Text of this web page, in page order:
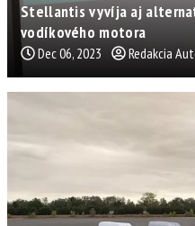
Stellantis vyvíja aj
vodíkového motora
Dec 06, 2023 Redakcia